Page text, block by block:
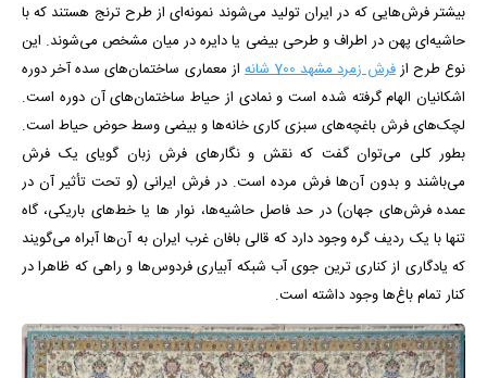
بیشتر فرش‌هایی که در ایران تولید می‌شوند نمونه‌ای از طرح ترنج هستند که با
حاشیه‌ای پهن در اطراف و طرحی بیضی یا دایره در میان مشخص می‌شوند. این
نوع طرح ازفرش زمرد مشهد 700 شانه
از معماری ساختمان‌های سده آخر دوره
اشکانیان الهام گرفته شده است و نمادی از حیاط ساختمان‌های آن دوره است.
لچک‌های فرش باغچه‌های سبزی کاری خانه‌ها و بیضی وسط حوض حیاط است.
بطور کلی می‌توان گفت که نقش و نگارهای فرش زبان گویای یک فرش
می‌باشند و بدون آن‌ها فرش مرده است. در فرش ایرانی (و تحت تأثیر آن در
عمده فرش‌های جهان) در حد فاصل حاشیه‌ها، نوار ها یا خط‌های باریکی، ‌گاه
تنها با یک ردیف گره وجود دارد که قالی بافان غرب ایران به آن‌ها آبراه می‌گویند
که یادگاری از کناری ترین جوی آب شبکه‌ آبیاری فردوس‌ها و راهی که ظاهرا در
کنار تمام باغ‌ها وجود داشته است.